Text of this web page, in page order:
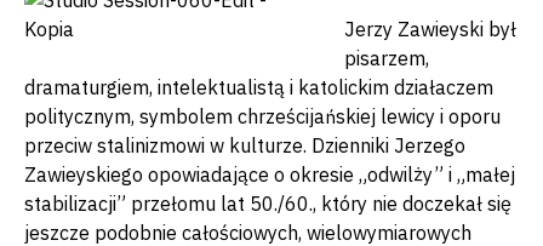
Jerzy Zawieyski był
pisarzem,
dramaturgiem, intelektualistą i katolickim działaczem
politycznym, symbolem chrześcijańskiej lewicy i oporu
przeciw stalinizmowi w kulturze. Dzienniki Jerzego
Zawieyskiego opowiadające o okresie „odwilży” i „małej
stabilizacji” przełomu lat 50./60., który nie doczekał się
jeszcze podobnie całościowych, wielowymiarowych